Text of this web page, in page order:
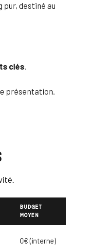
destiné au
clés.
présentation.
BUDGET
MOYEN
0€ (interne)